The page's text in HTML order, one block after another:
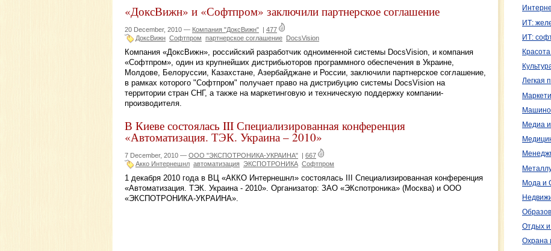
«ДоксВижн» и «Софтпром» заключили партнерское соглашение
20 December, 2010 — Компания "ДоксВижн" | 477
ДоксВижн Софтпром партнерское соглашение DocsVision
Компания «ДоксВижн», российский разработчик одноименной системы DocsVision, и компания
«Софтпром», один из крупнейших дистрибьюторов программного обеспечения в Украине,
Молдове, Белоруссии, Казахстане, Азербайджане и России, заключили партнерское соглашение,
в рамках которого "Софтпром" получает право на дистрибуцию системы DocsVision на
территории стран СНГ, а также на маркетинговую и техническую поддержку компании-
производителя.
В Киеве состоялась III Специализированная конференция
«Автоматизация. ТЭК. Украина – 2010»
7 December, 2010 — ООО "ЭКСПОТРОНИКА-УКРАИНА" | 667
Акко Интернешнл автоматизация ЭКСПОТРОНИКА Софтпром
1 декабря 2010 года в ВЦ «АККО Интернешнл» состоялась III Специализированная конференция
«Автоматизация. ТЭК. Украина - 2010». Организатор: ЗАО «ЭКспотроника» (Москва) и ООО
«ЭКСПОТРОНИКА-УКРАИНА».
ИТ:
ИТ:
Легкая
Медиа
Мода и
Отдых и
Охрана